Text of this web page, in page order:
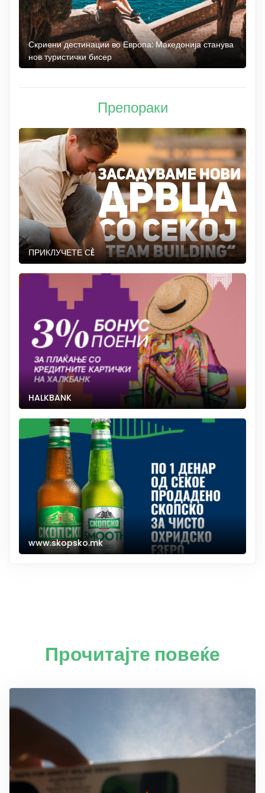
Скриени дестинации во Европа: Македонија станува
нов туристички бисер
Препораки
ПРИКЛУЧЕТЕ СÈ
HALKBANK
www.skopsko.mk
Прочитајте повеќе